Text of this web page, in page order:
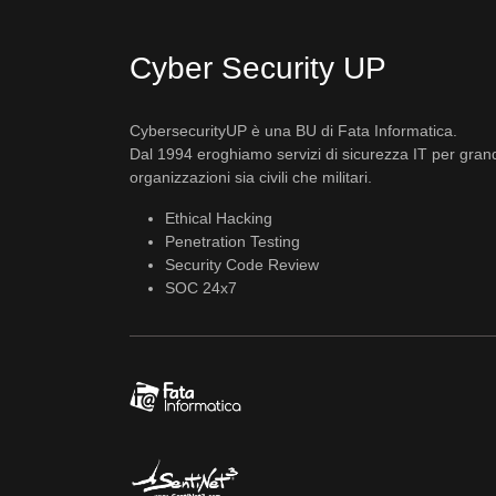
Cyber Security UP
CybersecurityUP è una BU di Fata Informatica.
Dal 1994 eroghiamo servizi di sicurezza IT per
organizzazioni sia civili che militari.
Ethical Hacking
Penetration Testing
Security Code Review
SOC 24x7